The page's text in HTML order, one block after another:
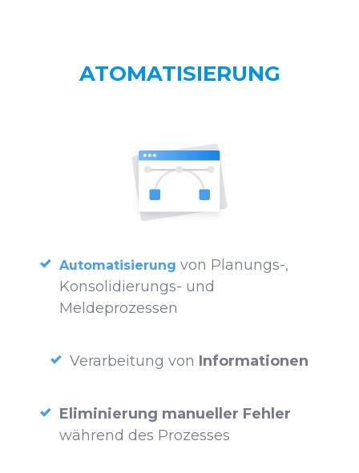
ATOMATISIERUNG
Automatisierung von Planungs-,
Konsolidierungs- und
Meldeprozessen
Verarbeitung von Informationen
Eliminierung manueller Fehler
während des Prozesses